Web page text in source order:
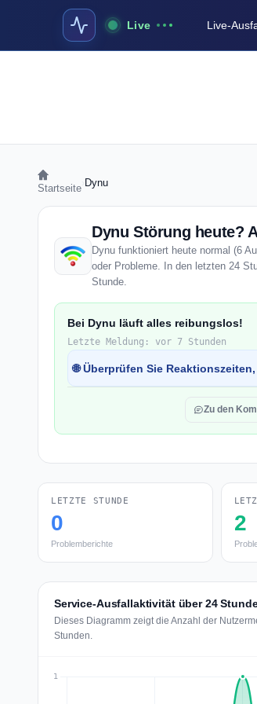
Live Live-
Startseite Dynu
Dynu Störung heute?
Dynu funktioniert heute normal (6
oder Probleme. In den letzten 24
Stunde.
Bei Dynu läuft alles reibungslos!
Letzte Meldung: vor 7 Stunden
🌐 Überprüfen Sie
Zu den
LETZTE STUNDE
0
Problemberichte
2
Service-Ausfallaktivität über 24
Dieses Diagramm zeigt die Anzahl der
Stunden.